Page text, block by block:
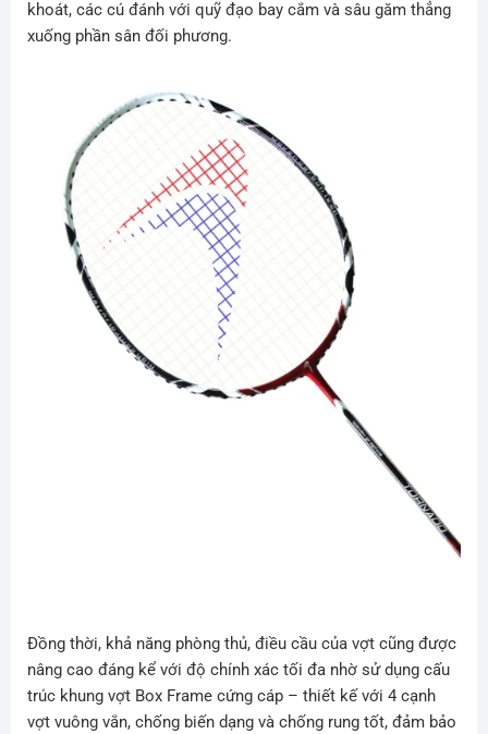
khoát, các cú đánh với quỹ đạo bay cắm và sâu găm thẳng
xuống phần sân đối phương.
Đồng thời, khả năng phòng thủ, điều cầu của vợt cũng được
nâng cao đáng kể với độ chính xác tối đa nhờ sử dụng cấu
trúc khung vợt Box Frame cứng cáp – thiết kế với 4 cạnh
vợt vuông vắn, chống biến dạng và chống rung tốt, đảm bảo